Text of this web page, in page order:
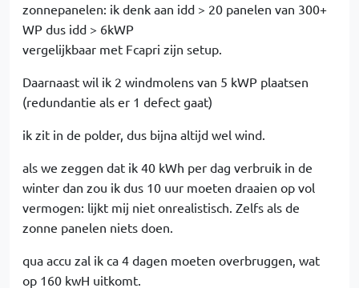
zonnepanelen: ik denk aan idd > 20 panelen van 300+
WP dus idd > 6kWP
vergelijkbaar met Fcapri zijn setup.
Daarnaast wil ik 2 windmolens van 5 kWP plaatsen
(redundantie als er 1 defect gaat)
ik zit in de polder, dus bijna altijd wel wind.
als we zeggen dat ik 40 kWh per dag verbruik in de
winter dan zou ik dus 10 uur moeten draaien op vol
vermogen: lijkt mij niet onrealistisch. Zelfs als de
zonne panelen niets doen.
qua accu zal ik ca 4 dagen moeten overbruggen, wat
op 160 kwH uitkomt.